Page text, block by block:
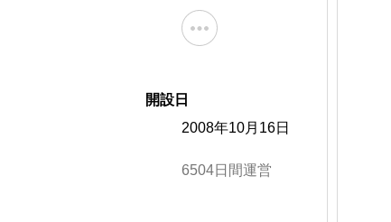
開設日
2008年10月16日
6504日間運営